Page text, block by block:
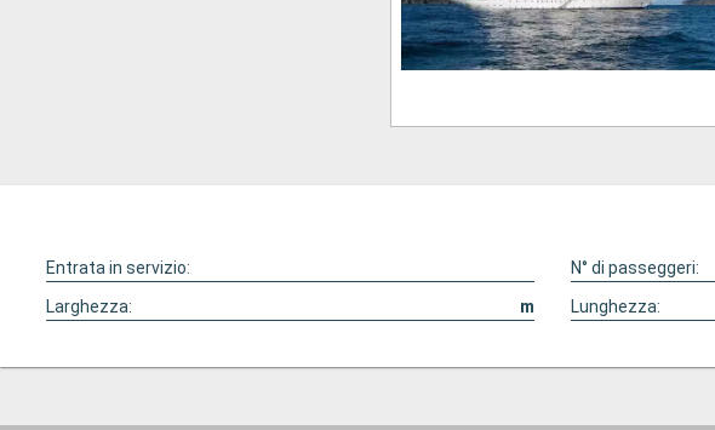
Entrata in servizio: N° di passeggeri:
Larghezza:
m Lunghezza: